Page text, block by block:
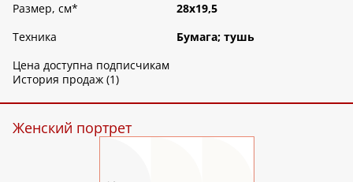
Размер, см*
28х19,5
Техника
Бумага; тушь
Цена доступна подписчикам
История продаж (1)
Женский портрет